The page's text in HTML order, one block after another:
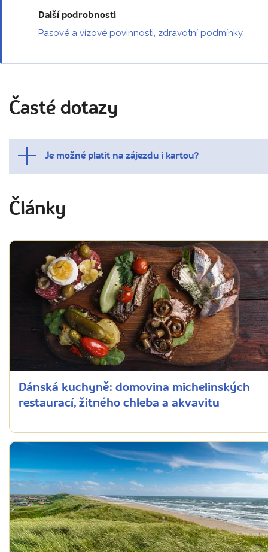
Další podrobnosti
Pasové a vízové povinnosti, zdravotní podmínky.
Časté dotazy
Je možné platit na zájezdu i kartou?
Články
Dánská kuchyně: domovina michelinských
restaurací, žitného chleba a akvavitu